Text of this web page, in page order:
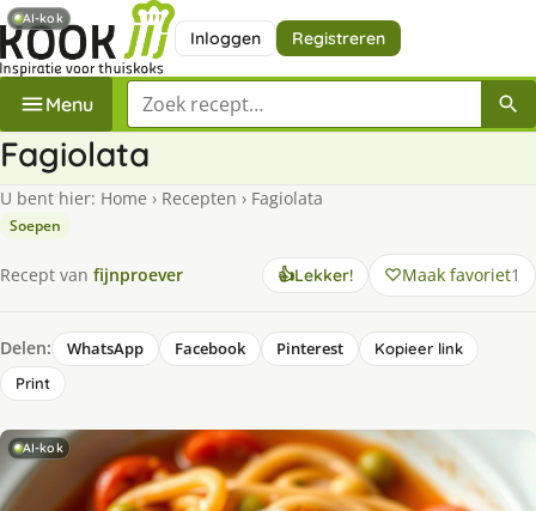
Inloggen Registreren
Menu Zoek een recept
Fagiolata
U bent hier: Home › Recepten › Fagiolata
Soepen
Recept van fijnproever 👍Lekker! Maak favoriet1
Delen: WhatsApp Facebook Pinterest
Kopieer link
Print
AI-kok
AI-kok